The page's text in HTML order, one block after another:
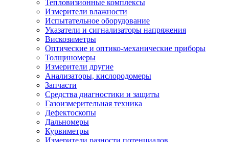
Тепловизионные комплексы
Измерители влажности
Испытательное оборудование
Указатели и сигнализаторы напряжения
Вискозиметры
Оптические и оптико-механические приборы
Толщиномеры
Измерители другие
Анализаторы, кислородомеры
Запчасти
Средства диагностики и защиты
Газоизмерительная техника
Дефектоскопы
Дальномеры
Курвиметры
Измерители разности потенциалов